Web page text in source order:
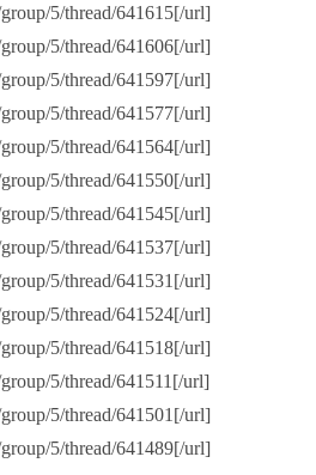
5/thread/641615[/url]
5/thread/641606[/url]
5/thread/641597[/url]
5/thread/641577[/url]
5/thread/641564[/url]
5/thread/641550[/url]
5/thread/641545[/url]
5/thread/641537[/url]
5/thread/641531[/url]
5/thread/641524[/url]
5/thread/641518[/url]
5/thread/641511[/url]
5/thread/641501[/url]
5/thread/641489[/url]